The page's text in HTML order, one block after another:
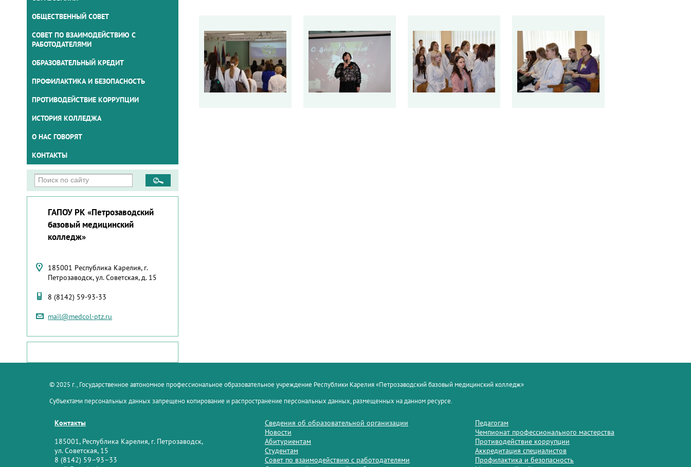
ОБЩЕСТВЕННЫЙ СОВЕТ
СОВЕТ ПО ВЗАИМОДЕЙСТВИЮ С
РАБОТОДАТЕЛЯМИ
ОБРАЗОВАТЕЛЬНЫЙ КРЕДИТ
ПРОФИЛАКТИКА И БЕЗОПАСНОСТЬ
ПРОТИВОДЕЙСТВИЕ КОРРУПЦИИ
ИСТОРИЯ КОЛЛЕДЖА
О НАС ГОВОРЯТ
КОНТАКТЫ
ГАПОУ РК «Петрозаводский
базовый медицинский
колледж»
185001 Республика Карелия, г.
Петрозаводск, ул. Советская, д. 15
8 (8142) 59-93-33
mail@medcol-ptz.ru
© 2025 г., Государственное автономное профессиональное образовательное учреждение Республики Карелия «Петрозаводский базовый медицинский колледж»
Субъектами персональных данных запрещено копирование и распространение персональных данных, размещенных на данном ресурсе.
Контакты
185001, Республика Карелия, г. Петрозаводск,
ул. Советская, 15
8 (8142) 59–93–33
Сведения об образовательной организации
Новости
Абитуриентам
Студентам
Совет по взаимодействию с работодателями
Педагогам
Чемпионат профессионального мастерства
Противодействие коррупции
Аккредитация специалистов
Профилактика и безопасность